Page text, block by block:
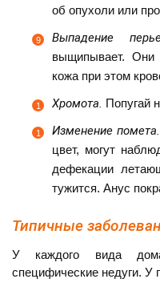
об опухоли или
Выпадение
выщипывает. Они
кожа при этом
Хромота. Попугай
Изменение помета.
цвет, могут
дефекации
тужится. Анус
Типичные
У каждого вида
специфические недуги. У